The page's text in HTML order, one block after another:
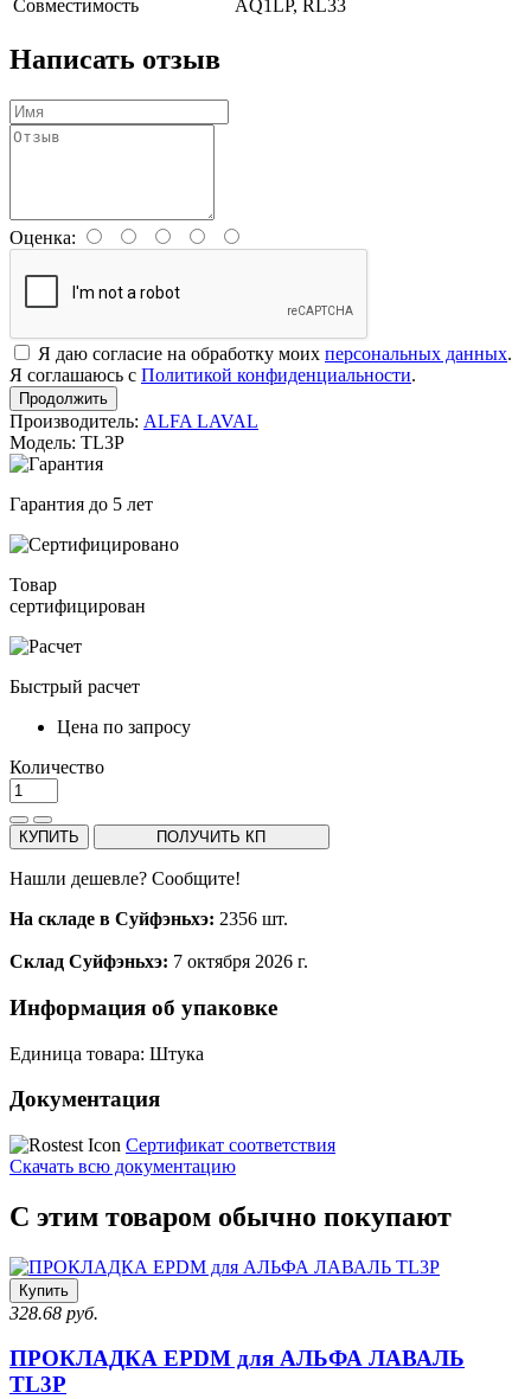
Совместимость AQ1LP, RL33
Написать отзыв
Оценка:
Я даю согласие на обработку моих персональных данных.
Я соглашаюсь с Политикой конфиденциальности.
Продолжить
Производитель: ALFA LAVAL
Модель: TL3P
Гарантия до 5 лет
Товар
сертифицирован
Быстрый расчет
Цена по запросу
Количество
КУПИТЬ ПОЛУЧИТЬ КП
Нашли дешевле? Сообщите!
На складе в Суйфэньхэ: 2356 шт.
Склад Суйфэньхэ: 7 октября 2026 г.
Информация об упаковке
Единица товара: Штука
Документация
Сертификат соответствия
Скачать всю документацию
С этим товаром обычно покупают
Купить
328.68 руб.
ПРОКЛАДКА EPDM для АЛЬФА ЛАВАЛЬ
TL3P